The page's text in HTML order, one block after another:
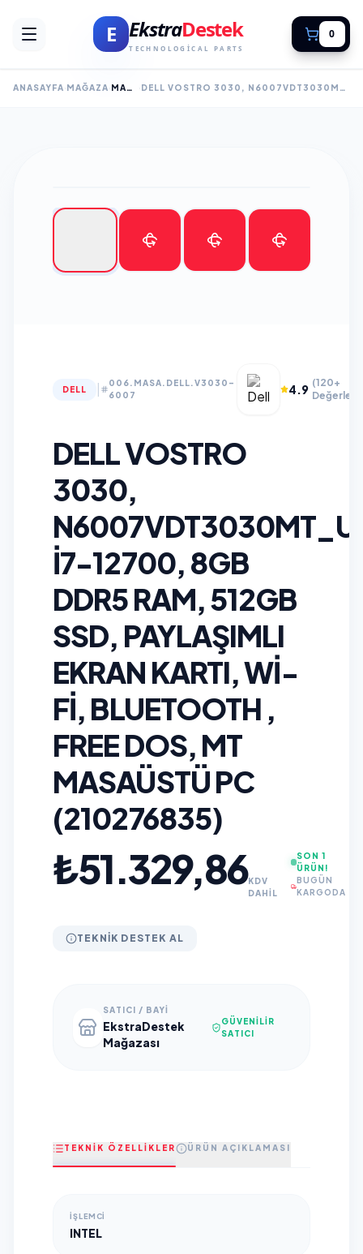
E EkstraDestek
TECHNOLOGICAL PARTS
0
ANASAYFA MAĞAZA MASAÜSTÜ BİLGİSAYAR DELL VOSTRO 3030, N6007VDT3030MT_U, I7-12700, 8GB DDR5 RAM, 512GB SSD, PAYLAŞIMLI EKRAN KARTI, WI-FI, BLUETOOTH , FREE DOS, MT MASAÜSTÜ PC (210276835)
DELL
006.MASA.DELL.V3030-
6007
4.9 (120+
DELL VOSTRO
3030,
I7-12700, 8GB
DDR5 RAM, 512GB
SSD, PAYLAŞIMLI
EKRAN KARTI, WI-
FI, BLUETOOTH ,
FREE DOS, MT
MASAÜSTÜ PC
(210276835)
₺51.329,86KDV
DAHİL
SON 1
ÜRÜN!
BUGÜN
KARGODA
TEKNIK DESTEK AL
SATICI / BAYI
EkstraDestek
Mağazası
GÜVENILIR
SATICI
TEKNİK ÖZELLİKLER ÜRÜN AÇIKLAMASI
İŞLEMCI
INTEL